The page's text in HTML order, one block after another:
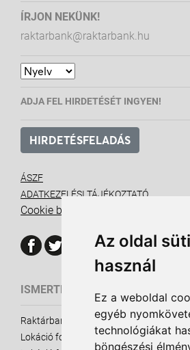
Az oldal
használ
Ez a weboldal
egyéb
technológiákat
böngészési
ÍRJON NEKÜNK!
raktarbank@raktarbank.hu
ADJA FEL HIRDETÉSÉT INGYEN!
HIRDETÉSFELADÁS
ÁSZF
ADATKEZELÉSI TÁJÉKOZTATÓ
Cookie beállítások
ISMERTETŐ ANYAGOK
Raktárbank ismertető
Lokáció fontossága - eladó ingatlanok